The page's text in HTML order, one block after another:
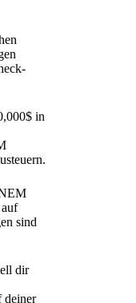
in
sind
dir
deiner